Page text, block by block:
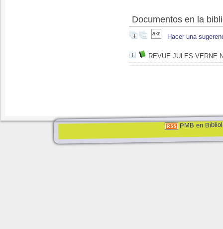
Documentos en la
Hacer una
REVUE JULES VERNE
PMB en